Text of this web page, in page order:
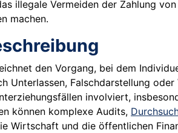
illegale Vermeiden der Zahlung
machen.
den Vorgang, bei dem
Unterlassen, Falschdarstellung
involviert,
können komplexe Audits,
Wirtschaft und die öffentlichen